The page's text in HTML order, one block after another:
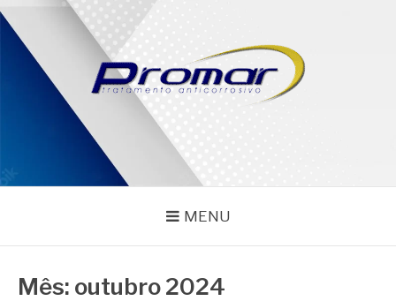
Pular
para
conteúdo
PROMAR
MENU
Mês: outubro 2024